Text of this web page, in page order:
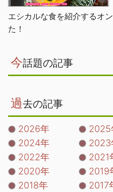
エシカルな食を紹介するオ
た！
今話題の記事
過去の記事
2026年
2025
2024年
2023
2022年
2021
2020年
2019
2018年
2017